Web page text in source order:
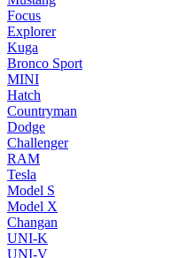
Focus
Explorer
Kuga
Bronco Sport
MINI
Hatch
Countryman
Dodge
Challenger
RAM
Tesla
Model S
Model X
Changan
UNI-K
UNI-V